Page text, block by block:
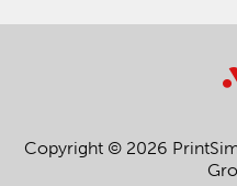
Copyright © 2026